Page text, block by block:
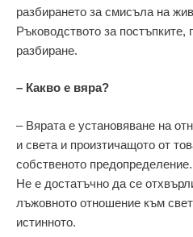
разбирането за смисъла на
Ръководството за постъпките,
разбиране.
– Какво е вяра?
– Вярата е установяване на
и света и произтичащото от
собственото предопределение.
Не е достатъчно да се
лъжовното отношение към
истинното.